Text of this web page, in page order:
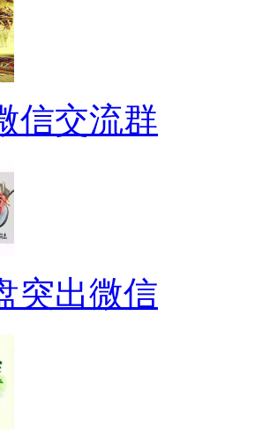
信交流群
突出微信